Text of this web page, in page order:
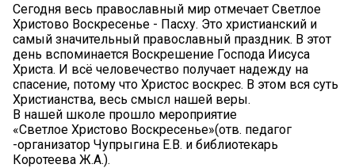
Сегодня весь православный мир отмечает Светлое
Христово Воскресенье - Пасху. Это христианский и
самый значительный православный праздник. В этот
день вспоминается Воскрешение Господа Иисуса
Христа. И всё человечество получает надежду на
спасение, потому что Христос воскрес. В этом вся суть
Христианства, весь смысл нашей веры.
В нашей школе прошло мероприятие
«Светлое Христово Воскресенье»(отв. педагог
-организатор Чупрыгина Е.В. и библиотекарь
Коротеева Ж.А.).